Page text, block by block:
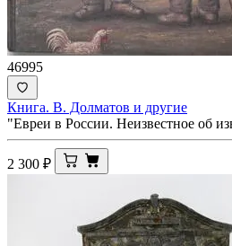
46995
Книга. В. Долматов и другие
"Евреи в России. Неизвестное об
2 300 ₽